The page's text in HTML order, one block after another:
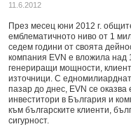
11.6.2012
През месец юни 2012 г.
емблематичното ниво от 1
седем години от своята
компания EVN е вложила над
генериращи мощности,
източници. С
пазар до днес, EVN се
инвеститори в България и
към българските клиенти,
сигурност.